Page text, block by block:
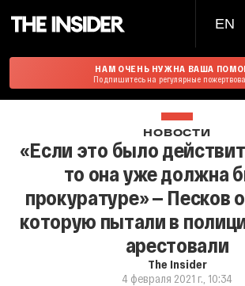
EN
НАМ ОЧЕНЬ НУЖНА ВАША
Подпишитесь на регулярные
НОВОСТИ
«Если это было
то она уже должна
прокуратуре» — Песков
которую пытали в
арестовали
The Insider
4 февраля 2021 г., 10:34